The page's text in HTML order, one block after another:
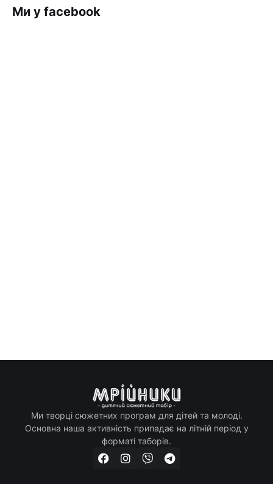
Ми у facebook
Ми творці сюжетних програм для дітей та молоді.
Основна наша активність припадає на літній період у
форматі таборів.